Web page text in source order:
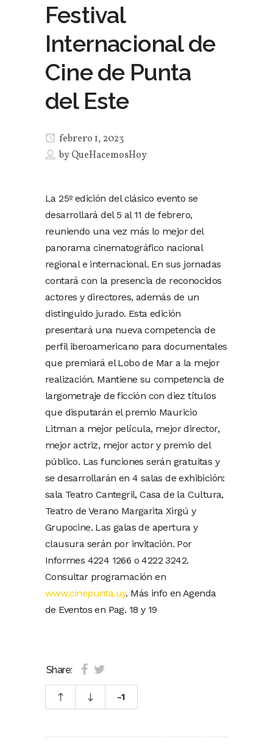
Festival
Internacional de
Cine de Punta
del Este
febrero 1, 2023
byQueHacemosHoy
La 25º edición del clásico evento se
desarrollará del 5 al 11 de febrero,
reuniendo una vez más lo mejor del
panorama cinematográfico nacional
regional e internacional. En sus jornadas
contará con la presencia de reconocidos
actores y directores, además de un
distinguido jurado. Esta edición
presentará una nueva competencia de
perfil iberoamericano para documentales
que premiará el Lobo de Mar a la mejor
realización. Mantiene su competencia de
largometraje de ficción con diez títulos
que disputarán el premio Mauricio
Litman a mejor película, mejor director,
mejor actriz, mejor actor y premio del
público. Las funciones serán gratuitas y
se desarrollarán en 4 salas de exhibición:
sala Teatro Cantegril, Casa de la Cultura,
Teatro de Verano Margarita Xirgú y
Grupocine. Las galas de apertura y
clausura serán por invitación. Por
Informes 4224 1266 o 4222 3242.
Consultar programación en
www.cinepunta.uy. Más info en Agenda
de Eventos en Pag. 18 y 19
Share:
-1